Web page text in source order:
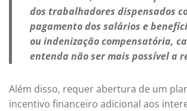
dos trabalhadores dispensados
pagamento dos salários e
ou indenização compensatória,
entenda não ser mais possível a
Além disso, requer abertura de um
incentivo financeiro adicional aos